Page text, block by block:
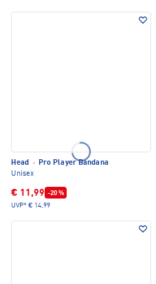
Head · Pro Player Bandana
Unisex
€ 11,99 -20 %
UVP* € 14,99